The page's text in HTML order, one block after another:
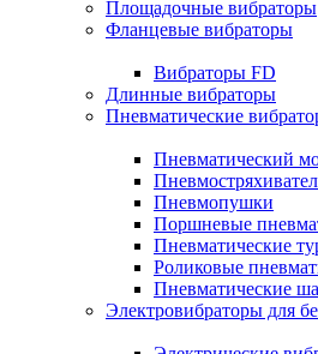
Площадочные вибраторы
Фланцевые вибраторы
Вибраторы FD
Длинные вибраторы
Пневматические
Пневматический
Пневмопушки
Поршневые
Пневматические
Роликовые
Пневматические
Электровибраторы для